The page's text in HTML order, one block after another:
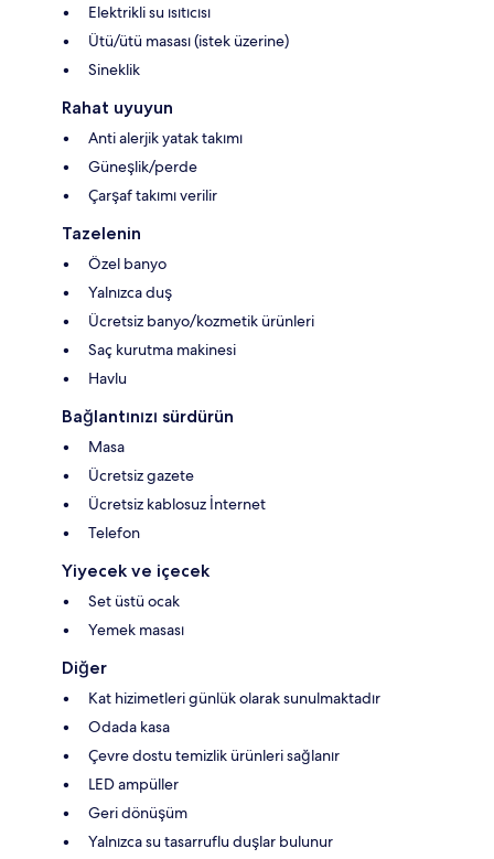
Elektrikli su ısıtıcısı
Ütü/ütü masası (istek üzerine)
Sineklik
Rahat uyuyun
Anti alerjik yatak takımı
Güneşlik/perde
Çarşaf takımı verilir
Tazelenin
Özel banyo
Yalnızca duş
Ücretsiz banyo/kozmetik ürünleri
Saç kurutma makinesi
Havlu
Bağlantınızı sürdürün
Masa
Ücretsiz gazete
Ücretsiz kablosuz İnternet
Telefon
Yiyecek ve içecek
Set üstü ocak
Yemek masası
Diğer
Kat hizimetleri günlük olarak sunulmaktadır
Odada kasa
Çevre dostu temizlik ürünleri sağlanır
LED ampüller
Geri dönüşüm
Yalnızca su tasarruflu duşlar bulunur